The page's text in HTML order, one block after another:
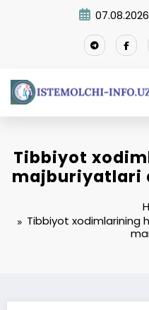
07.08.2026
Tibbiyot
majburiyatlari
Tibbiyot xodimlarining